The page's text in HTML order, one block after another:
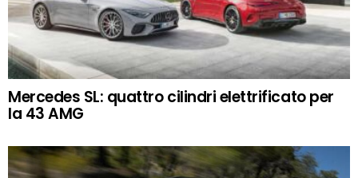
Mercedes SL: quattro cilindri elettrificato per
la 43 AMG